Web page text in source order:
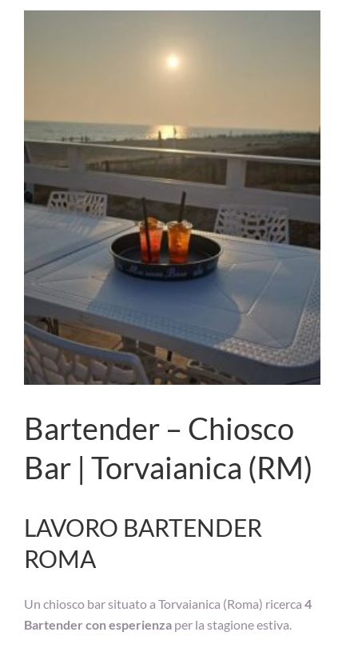
Bartender – Chiosco
Bar | Torvaianica (RM)
LAVORO BARTENDER
ROMA
Un chiosco bar situato a Torvaianica (Roma) ricerca 4
Bartender con esperienza per la stagione estiva.